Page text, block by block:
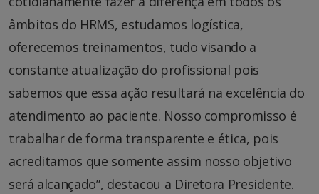
âmbitos do HRMS, estudamos logística,
oferecemos treinamentos, tudo visando a
constante atualização do profissional pois
sabemos que essa ação resultará na excelência do
atendimento ao paciente. Nosso compromisso é
trabalhar de forma transparente e ética, pois
acreditamos que somente assim nosso objetivo
será alcançado”, destacou a Diretora Presidente.